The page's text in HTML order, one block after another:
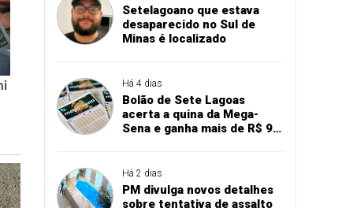
Setelagoano que estava
desaparecido no Sul de
Minas é localizado
Há 4 dias
Bolão de Sete Lagoas
acerta a quina da Mega-
Sena e ganha mais de R$ 94
Há 2 dias
PM divulga novos detalhes
sobre tentativa de assalto